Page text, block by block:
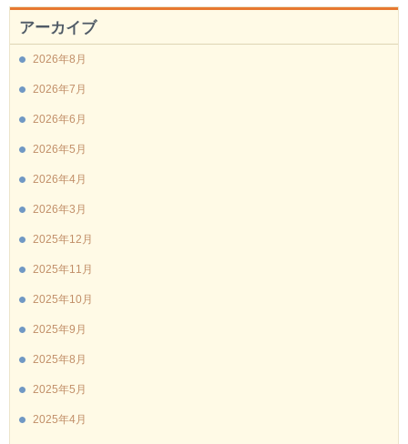
アーカイブ
2026年8月
2026年7月
2026年6月
2026年5月
2026年4月
2026年3月
2025年12月
2025年11月
2025年10月
2025年9月
2025年8月
2025年5月
2025年4月